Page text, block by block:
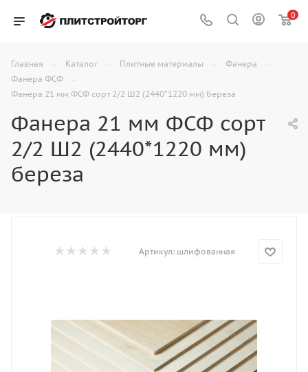
0
Главная — Каталог — Плитные материалы — Фанера —
Фанера ФСФ —
Фанера 21 мм ФСФ сорт 2/2 Ш2 (2440*1220 мм) береза
Фанера 21 мм ФСФ сорт
2/2 Ш2 (2440*1220 мм)
береза
Артикул: шлифованная